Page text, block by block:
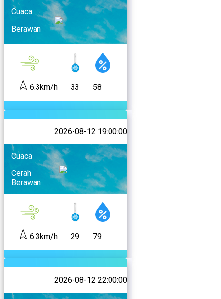
Cuaca
Berawan
6.3km/h 33 58
2026-08-12 19:00:00
Cuaca
Cerah
Berawan
6.3km/h 29 79
2026-08-12 22:00:00